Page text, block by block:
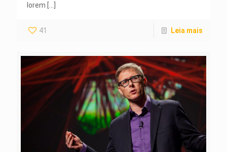
lorem
41 Leia mais